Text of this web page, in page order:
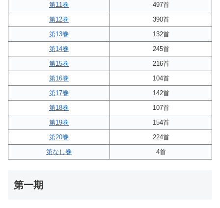
第11巻
497首
第12巻
390首
第13巻
132首
第14巻
245首
第15巻
216首
第16巻
104首
第17巻
142首
第18巻
107首
第19巻
154首
第20巻
224首
第なし巻
4首
第一期